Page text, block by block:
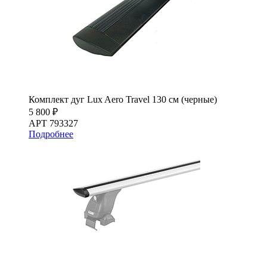
Комплект дуг Lux Aero Travel 130 см (черные)
5 800 ₽
АРТ 793327
Подробнее